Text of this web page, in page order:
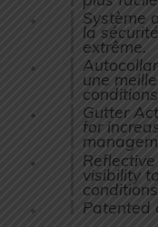
Système
la
extrême.
une
Gutter
for
visibility
Patented